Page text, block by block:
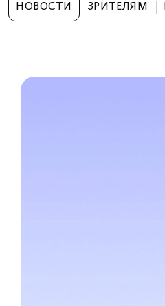
НОВОСТИ ЗРИТЕЛЯМ